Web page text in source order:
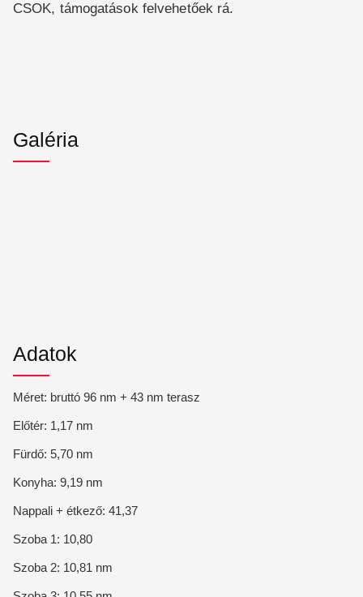
CSOK, támogatások felvehetőek rá.
Galéria
Adatok
Méret: bruttó 96 nm + 43 nm terasz
Előtér: 1,17 nm
Fürdő: 5,70 nm
Konyha: 9,19 nm
Nappali + étkező: 41,37
Szoba 1: 10,80
Szoba 2: 10,81 nm